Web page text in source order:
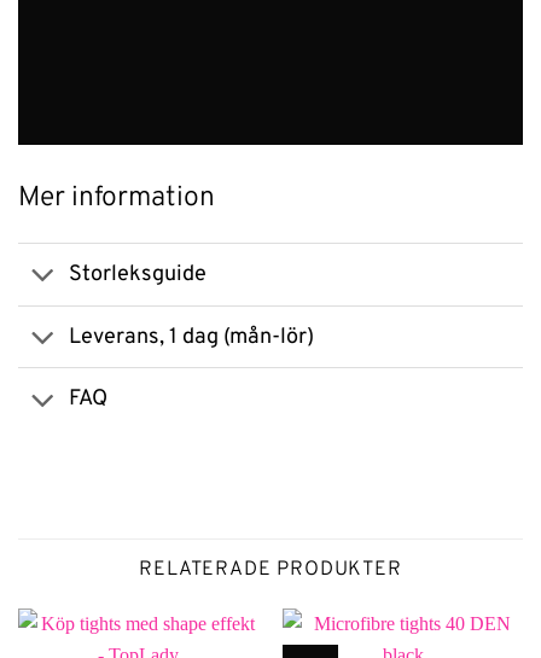
Mer information
Storleksguide
Leverans, 1 dag (mån-lör)
FAQ
RELATERADE PRODUKTER